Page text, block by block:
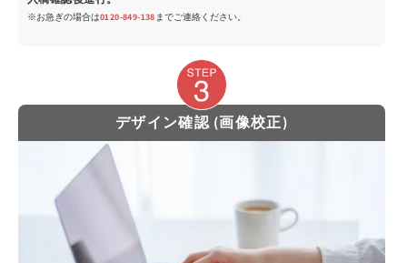
※お急ぎの場合は0120-849-138 までご連絡ください。
デザイン確認 (画像校正)